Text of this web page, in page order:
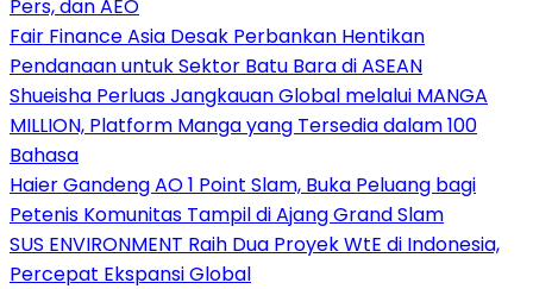
Pers, dan AEO
Fair Finance Asia Desak Perbankan Hentikan
Pendanaan untuk Sektor Batu Bara di ASEAN
Shueisha Perluas Jangkauan Global melalui MANGA
MILLION, Platform Manga yang Tersedia dalam 100
Bahasa
Haier Gandeng AO 1 Point Slam, Buka Peluang bagi
Petenis Komunitas Tampil di Ajang Grand Slam
SUS ENVIRONMENT Raih Dua Proyek WtE di Indonesia,
Percepat Ekspansi Global